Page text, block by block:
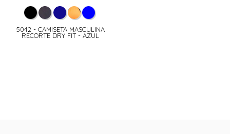
5042 - CAMISETA MASCULINA
RECORTE DRY FIT - AZUL